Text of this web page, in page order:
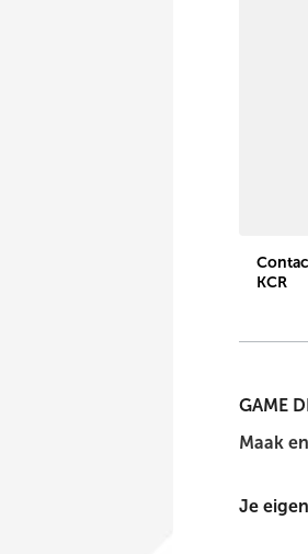
KCR
GAME
Maak
Je